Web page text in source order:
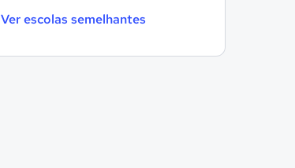
Ver escolas semelhantes